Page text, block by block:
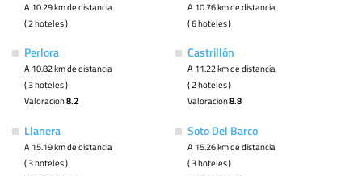
A 10.29 km de distancia
( 2 hoteles )
A 10.76 km de distancia
( 6 hoteles )
Perlora
A 10.82 km de distancia
( 3 hoteles )
Valoracion8.2
Castrillón
A 11.22 km de distancia
( 2 hoteles )
Valoracion8.8
Llanera
A 15.19 km de distancia
( 3 hoteles )
Soto Del Barco
A 15.26 km de distancia
( 3 hoteles )